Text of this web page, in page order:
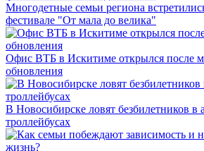
Многодетные семьи региона
фестивале "От мала до велика"
Офис ВТБ в Искитиме открылся после
обновления
В Новосибирске ловят безбилетников в
троллейбусах